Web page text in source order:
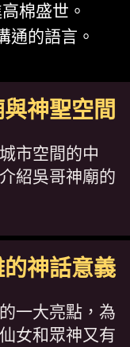
棉盛世。
通的語言。
神聖空間
市空間的中
紹吳哥神廟的
神話意義
一大亮點，為
女和眾神又有